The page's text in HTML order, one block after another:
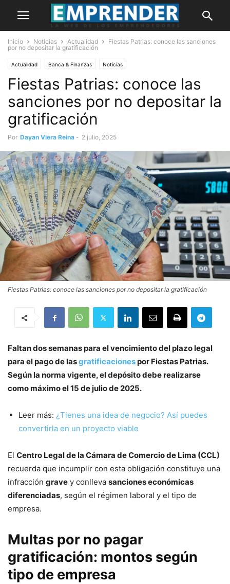
Inicio Noticias Actualidad
Fiestas Patrias: conoce las sanciones
por no depositar la gratificación
Actualidad Banca & Finanzas Noticias
Fiestas Patrias: conoce las
sanciones por no depositar la
gratificación
Por Dayan Viera Reina - 2 julio, 2025
Fiestas Patrias: conoce las sanciones por no depositar la gratificación
Faltan dos semanas para el vencimiento del plazo legal
para el pago de lasgratificacionespor Fiestas Patrias.
Según la norma vigente, el depósito debe realizarse
como máximo el 15 de julio de 2025.
Leer más: ¿Tienes una idea de negocio? Así puedes
convertirla en un proyecto viable
El Centro Legal de la Cámara de Comercio de Lima (CCL)
recuerda que incumplir con esta obligación constituye una
infracción grave y conlleva sanciones económicas
diferenciadas, según el régimen laboral y el tipo de
empresa.
Multas por no pagar
gratificación: montos según
tipo de empresa